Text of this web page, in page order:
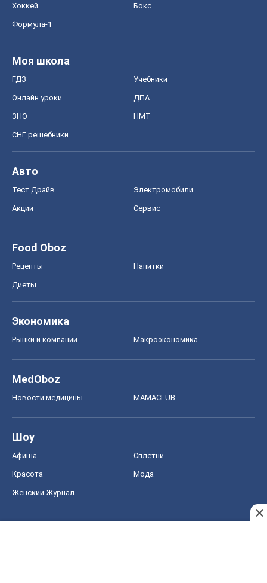
Хоккей Бокс
Формула-1
Моя школа
ГДЗ Учебники
Онлайн уроки ДПА
ЗНО НМТ
СНГ решебники
Авто
Тест Драйв Электромобили
Акции Сервис
Food Oboz
Рецепты Напитки
Диеты
Экономика
Рынки и компании Mакроэкономика
MedOboz
Новости медицины MAMACLUB
Шоу
Афиша Сплетни
Красота Мода
Женский Журнал